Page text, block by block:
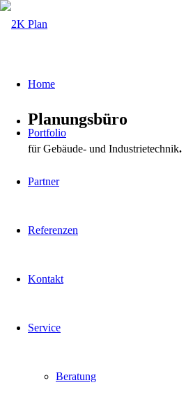
Home
Portfolio
Partner
Referenzen
Kontakt
Service
Beratung
Planungsbüro
für Gebäude- und Industrietechnik.